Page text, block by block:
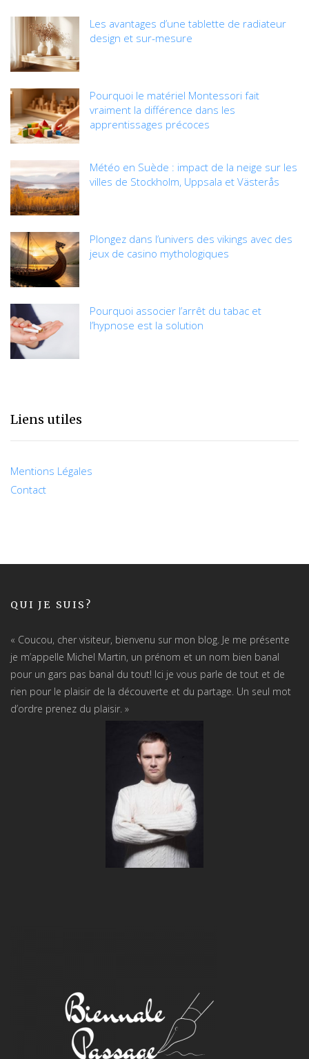
Les avantages d’une tablette de radiateur
design et sur-mesure
Pourquoi le matériel Montessori fait
vraiment la différence dans les
apprentissages précoces
Météo en Suède : impact de la neige sur les
villes de Stockholm, Uppsala et Västerås
Plongez dans l’univers des vikings avec des
jeux de casino mythologiques
Pourquoi associer l’arrêt du tabac et
l’hypnose est la solution
Liens utiles
Mentions Légales
Contact
QUI JE SUIS?
« Coucou, cher visiteur, bienvenu sur mon blog. Je me présente
je m’appelle Michel Martin, un prénom et un nom bien banal
pour un gars pas banal du tout! Ici je vous parle de tout et de
rien pour le plaisir de la découverte et du partage. Un seul mot
d’ordre prenez du plaisir. »